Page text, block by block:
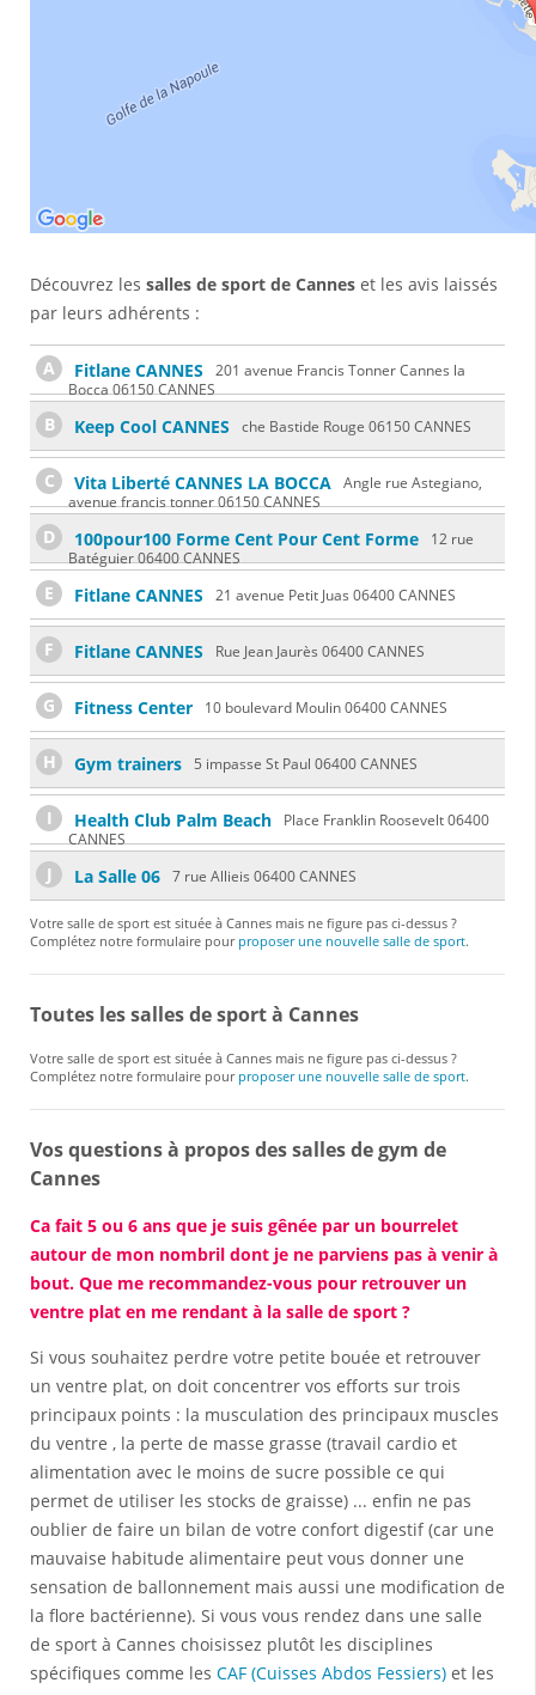
Découvrez les salles de sport de Cannes et les avis laissés
par leurs adhérents :
A Fitlane CANNES
201 avenue Francis Tonner Cannes la
Bocca 06150 CANNES
B Keep Cool CANNES che Bastide Rouge 06150 CANNES
C Vita Liberté CANNES LA BOCCA
Angle rue Astegiano,
avenue francis tonner 06150 CANNES
D 100pour100 Forme Cent Pour Cent Forme
12 rue
Batéguier 06400 CANNES
E Fitlane CANNES 21 avenue Petit Juas 06400 CANNES
F Fitlane CANNES Rue Jean Jaurès 06400 CANNES
G Fitness Center 10 boulevard Moulin 06400 CANNES
H Gym trainers 5 impasse St Paul 06400 CANNES
I Health Club Palm Beach
Place Franklin Roosevelt 06400
CANNES
J La Salle 06 7 rue Allieis 06400 CANNES
Votre salle de sport est située à Cannes mais ne figure pas ci-dessus ?
Complétez notre formulaire pour proposer une nouvelle salle de sport.
Toutes les salles de sport à Cannes
Votre salle de sport est située à Cannes mais ne figure pas ci-dessus ?
Complétez notre formulaire pour proposer une nouvelle salle de sport.
Vos questions à propos des salles de gym de
Cannes
Ca fait 5 ou 6 ans que je suis gênée par un bourrelet
autour de mon nombril dont je ne parviens pas à venir à
bout. Que me recommandez-vous pour retrouver un
ventre plat en me rendant à la salle de sport ?
Si vous souhaitez perdre votre petite bouée et retrouver
un ventre plat, on doit concentrer vos efforts sur trois
principaux points : la musculation des principaux muscles
du ventre , la perte de masse grasse (travail cardio et
alimentation avec le moins de sucre possible ce qui
permet de utiliser les stocks de graisse) ... enfin ne pas
oublier de faire un bilan de votre confort digestif (car une
mauvaise habitude alimentaire peut vous donner une
sensation de ballonnement mais aussi une modification de
la flore bactérienne). Si vous vous rendez dans une salle
de sport à Cannes choisissez plutôt les disciplines
spécifiques comme les CAF (Cuisses Abdos Fessiers) et les